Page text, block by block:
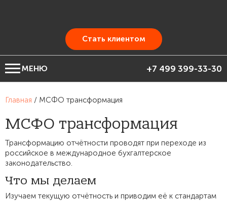
Стать клиентом
МЕНЮ +7 499 399-33-30
Главная / МСФО трансформация
МСФО трансформация
Трансформацию отчётности проводят при переходе из
российское в международное бухгалтерское
законодательство.
Что мы делаем
Изучаем текущую отчётность и приводим её к стандартам